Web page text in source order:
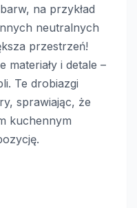
na przykład
neutralnych
przestrzeń!
materiały i detale –
Te drobiazgi
sprawiając, że
kuchennym